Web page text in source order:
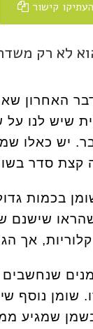
העתיקו קישור
לא רק
האחרון
שיש לנו
יש כאלו
קצת סדר
בכמות
שישנם
שומן נוסף
שמגיע